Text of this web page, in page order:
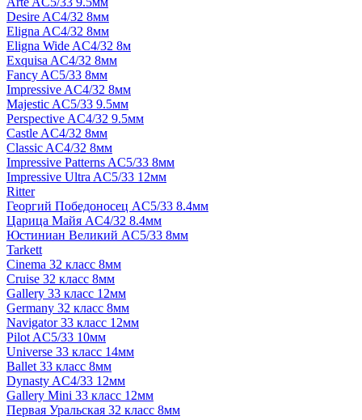
Desire AC4/32 8мм
Eligna AC4/32 8мм
Eligna Wide AC4/32 8м
Exquisa AC4/32 8мм
Fancy AC5/33 8мм
Impressive AC4/32 8мм
Majestic AC5/33 9.5мм
Perspective AC4/32 9.5мм
Castle AC4/32 8мм
Classic AC4/32 8мм
Impressive Patterns AC5/33 8мм
Impressive Ultra AC5/33 12мм
Ritter
Георгий Победоносец AC5/33 8.4мм
Царица Майя AC4/32 8.4мм
Юстиниан Великий AC5/33 8мм
Tarkett
Cinema 32 класс 8мм
Cruise 32 класс 8мм
Gallery 33 класс 12мм
Germany 32 класс 8мм
Navigator 33 класс 12мм
Pilot AC5/33 10мм
Universe 33 класс 14мм
Ballet 33 класс 8мм
Dynasty AC4/33 12мм
Gallery Mini 33 класс 12мм
Первая Уральская 32 класс 8мм